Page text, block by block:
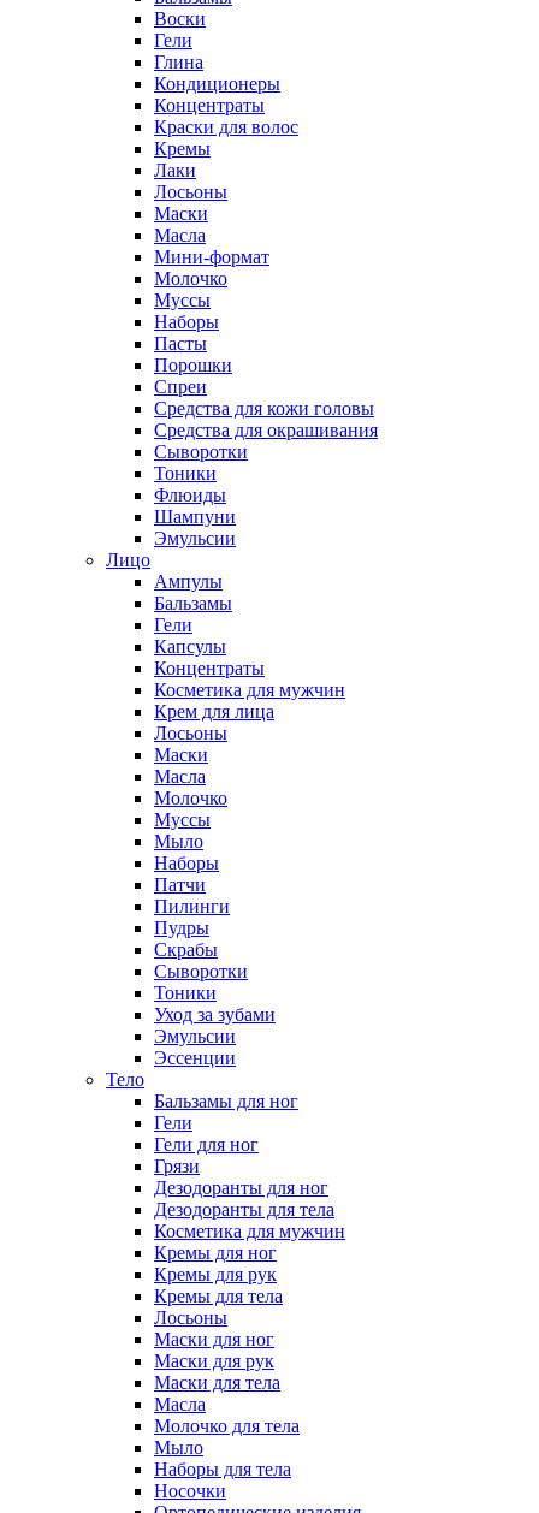
Воски
Гели
Глина
Кондиционеры
Концентраты
Краски для волос
Кремы
Лаки
Лосьоны
Маски
Масла
Мини-формат
Молочко
Муссы
Наборы
Пасты
Порошки
Спреи
Средства для кожи головы
Средства для окрашивания
Сыворотки
Тоники
Флюиды
Шампуни
Эмульсии
Лицо
Ампулы
Бальзамы
Гели
Капсулы
Концентраты
Косметика для мужчин
Крем для лица
Лосьоны
Маски
Масла
Молочко
Муссы
Мыло
Наборы
Патчи
Пилинги
Пудры
Скрабы
Сыворотки
Тоники
Уход за зубами
Эмульсии
Эссенции
Тело
Бальзамы для ног
Гели
Гели для ног
Грязи
Дезодоранты для ног
Дезодоранты для тела
Косметика для мужчин
Кремы для ног
Кремы для рук
Кремы для тела
Лосьоны
Маски для ног
Маски для рук
Маски для тела
Масла
Молочко для тела
Мыло
Наборы для тела
Носочки